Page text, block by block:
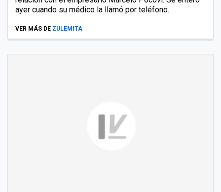
ayer cuando su médico la llamó por teléfono.
VER MÁS DE ZULEMITA